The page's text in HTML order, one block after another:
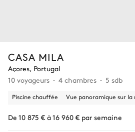
CASA MILA
Açores, Portugal
10 voyageurs
4 chambres 5 sdb
Piscine chauffée
De 10 875 € à 16 960 € par semaine